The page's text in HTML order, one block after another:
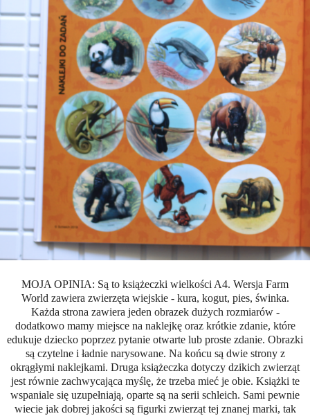
MOJA OPINIA: Są to książeczki wielkości A4. Wersja Farm
World zawiera zwierzęta wiejskie - kura, kogut, pies, świnka.
Każda strona zawiera jeden obrazek dużych rozmiarów -
dodatkowo mamy miejsce na naklejkę oraz krótkie zdanie, które
edukuje dziecko poprzez pytanie otwarte lub proste zdanie. Obrazki
są czytelne i ładnie narysowane. Na końcu są dwie strony z
okrągłymi naklejkami. Druga książeczka dotyczy dzikich zwierząt
jest równie zachwycająca myślę, że trzeba mieć je obie. Książki te
wspaniale się uzupełniają, oparte są na serii schleich. Sami pewnie
wiecie jak dobrej jakości są figurki zwierząt tej znanej marki, tak